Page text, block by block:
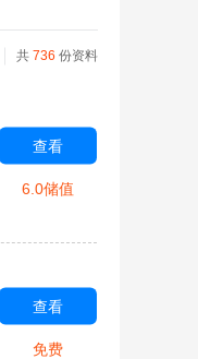
共 736 份资料
查看
6.0储值
查看
免费